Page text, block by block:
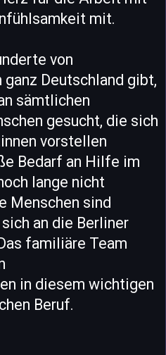
mit.
von
Deutschland gibt,
sämtlichen
gesucht, die sich
vorstellen
Bedarf an Hilfe im
lange nicht
Menschen sind
an die Berliner
familiäre Team
in diesem wichtigen
Beruf.